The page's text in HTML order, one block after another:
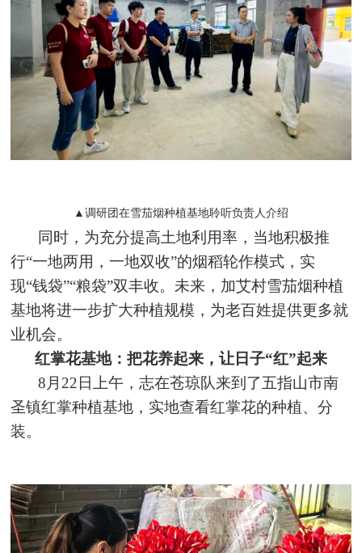
▲调研团在雪茄烟种植基地聆听负责人介绍
同时，为充分提高土地利用率，当地积极推
行“一地两用，一地双收”的烟稻轮作模式，实
现“钱袋”“粮袋”双丰收。未来，加艾村雪茄烟种植
基地将进一步扩大种植规模，为老百姓提供更多就
业机会。
红掌花基地：把花养起来，让日子“红”起来
8月22日上午，志在苍琼队来到了五指山市南
圣镇红掌种植基地，实地查看红掌花的种植、分
装。